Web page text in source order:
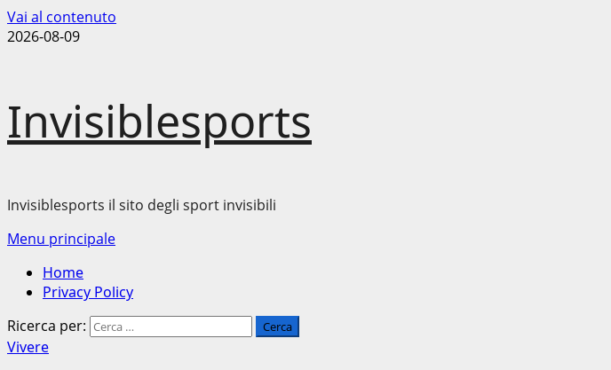
Vai al contenuto
2026-08-09
Invisiblesports
Invisiblesports il sito degli sport invisibili
Menu principale
Home
Privacy Policy
Ricerca per:
Vivere